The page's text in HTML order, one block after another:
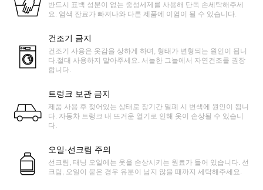
반드시 표백 성분이 없는 중성세제를 사용해 단독 손세탁해주세
요. 염색 잔료가 빠져나와 다른 제품에 이염이 될 수 있습니다.
건조기 금지
건조기 사용은 옷감을 상하게 하며, 형태가 변형되는 원인이 됩니
다.절대 사용하지 말아주세요. 서늘한 그늘에서 자연건조를 권장
합니다.
트렁크 보관 금지
제품 사용 후 젖어있는 상태로 장기간 밀폐 시 변색에 원인이 됩니
다. 자동차 트렁크 내 뜨거운 열기로 인해 옷이 손상될 수 있습니
다.
오일·선크림 주의
선크림, 태닝 오일에는 옷을 손상시키는 원료가 들어 있습니다. 선
크림, 오일이 묻은 경우 유분이 남지 않을 때까지 세탁해주세요.